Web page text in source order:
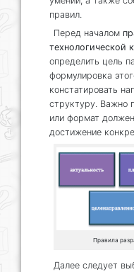
правил.
Перед началом
технологической
определить цель
формулировка
констатировать
структуру. Важно
или формат
достижение
Правила
Далее следует